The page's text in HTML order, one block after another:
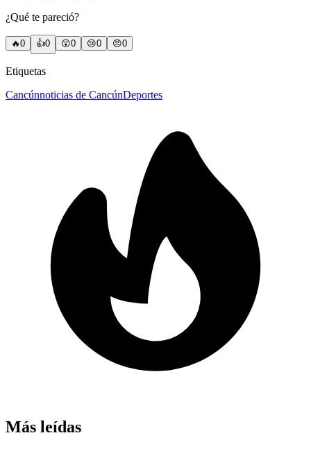
¿Qué te pareció?
🔥0 👍0 😲0 😢0 😠0
Etiquetas
Cancúnnoticias de CancúnDeportes
Más leídas